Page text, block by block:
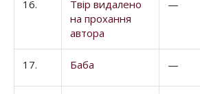
16.
Твір видалено
на прохання
автора
—
17. Баба —